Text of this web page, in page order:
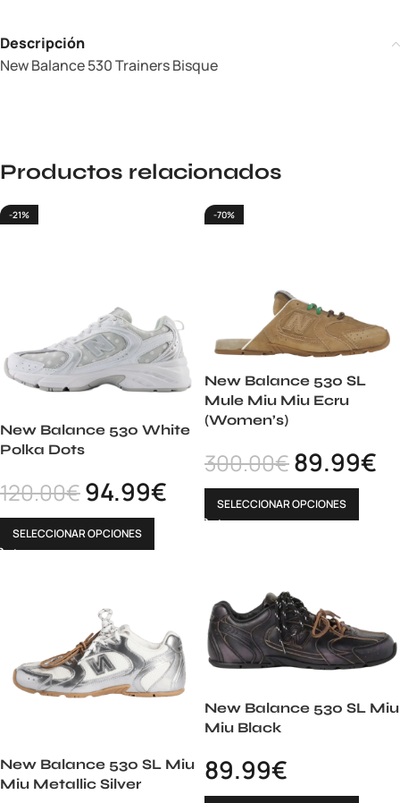
Descripción
New Balance 530 Trainers Bisque
Productos relacionados
-21%
New Balance 530 White
Polka Dots
120.00€94.99€
SELECCIONAR OPCIONES
-70%
New Balance 530 SL
Mule Miu Miu Ecru
(Women’s)
300.00€89.99€
SELECCIONAR OPCIONES
New Balance 530 SL Miu
Miu Metallic Silver
New Balance 530 SL Miu
Miu Black
89.99€